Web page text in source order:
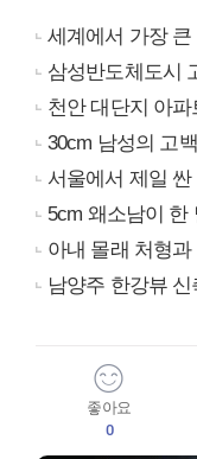
세계에서 가장
삼성반도체도시
천안 대단지 아
30cm 남성의 고
서울에서 제일 싼
5cm 왜소남이 한
아내 몰래 처형
남양주 한강뷰
좋아요
0